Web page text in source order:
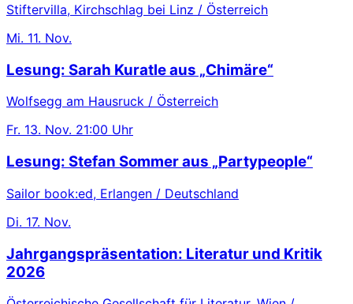
Stiftervilla, Kirchschlag bei Linz / Österreich
Mi. 11. Nov.
Lesung: Sarah Kuratle aus „Chimäre“
Wolfsegg am Hausruck / Österreich
Fr. 13. Nov. 21:00 Uhr
Lesung: Stefan Sommer aus „Partypeople“
Sailor book:ed, Erlangen / Deutschland
Di. 17. Nov.
Jahrgangspräsentation: Literatur und Kritik
2026